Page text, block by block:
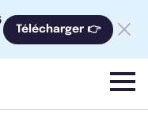
Télécharger 👉
menu